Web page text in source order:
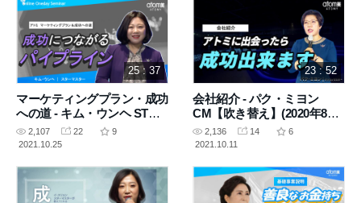
25 : 37
マーケティングプラン・成功
への道 - キム・ウンヘ STM
【吹き替え】(2020年4月2日
収録)
2,107 22
9
2021.10.25
23 : 52
会社紹介 - パク・ミヨン
CM【吹き替え】(2020年8月
21日 収録)
2,136 14
6
2021.10.11